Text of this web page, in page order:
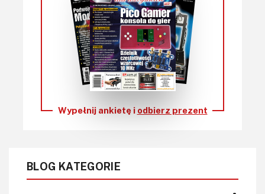
Wypełnij ankietę i odbierz prezent
BLOG KATEGORIE